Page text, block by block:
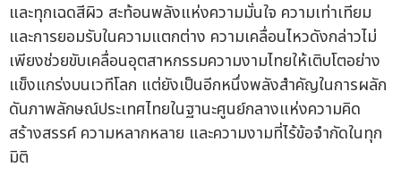
และทุกเฉดสีผิว สะท้อนพลังแห่งความมั่นใจ ความเท่าเทียม
และการยอมรับในความแตกต่าง ความเคลื่อนไหวดังกล่าวไม่
เพียงช่วยขับเคลื่อนอุตสาหกรรมความงามไทยให้เติบโตอย่าง
แข็งแกร่งบนเวทีโลก แต่ยังเป็นอีกหนึ่งพลังสำคัญในการผลัก
ดันภาพลักษณ์ประเทศไทยในฐานะศูนย์กลางแห่งความคิด
สร้างสรรค์ ความหลากหลาย และความงามที่ไร้ข้อจำกัดในทุก
มิติ